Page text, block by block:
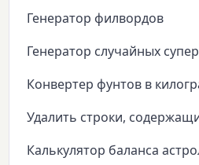
Генератор филвордов
Генератор случайных
Конвертер фунтов в
Удалить строки,
Калькулятор баланса